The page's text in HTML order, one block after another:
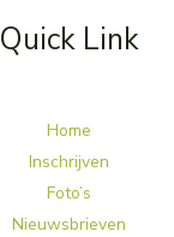
Quick Link
Home
Inschrijven
Foto’s
Nieuwsbrieven